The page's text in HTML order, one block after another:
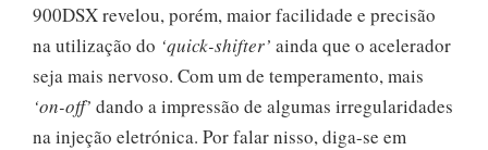
900DSX revelou, porém, maior facilidade e precisão
na utilização do ‘quick-shifter’ ainda que o acelerador
seja mais nervoso. Com um de temperamento, mais
‘on-off’ dando a impressão de algumas irregularidades
na injeção eletrónica. Por falar nisso, diga-se em